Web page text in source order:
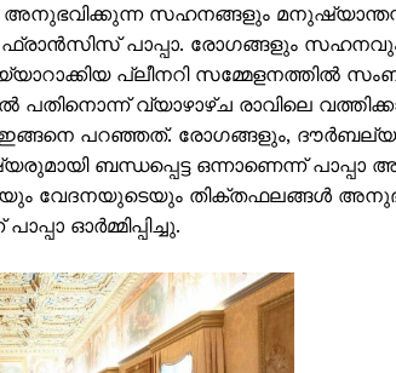
സഹനങ്ങളും
ഫ്രാൻസിസ് പാപ്പാ. രോഗങ്ങളും
പ്ലീനറി സമ്മേളനത്തിൽ
വ്യാഴാഴ്ച രാവിലെ
ഇങ്ങനെ പറഞ്ഞത്. രോഗങ്ങളും,
ബന്ധപ്പെട്ട ഒന്നാണെന്ന് പാപ്പാ
വേദനയുടെയും തിക്തഫലങ്ങൾ
ഓർമ്മിപ്പിച്ചു.